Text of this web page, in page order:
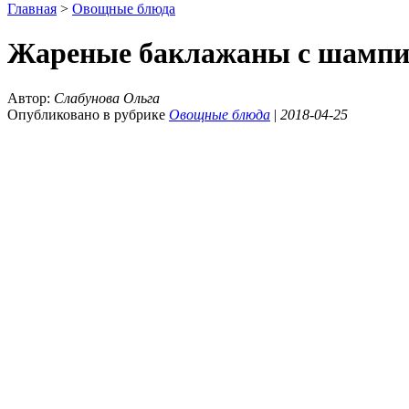
Главная > Овощные блюда
Жареные баклажаны с
Автор: Слабунова Ольга
Опубликовано в рубрике Овощные блюда | 2018-04-25